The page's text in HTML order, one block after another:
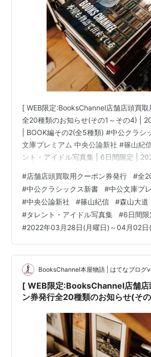
[ WEB限定:BooksChannel店舗店頭買
全20種類のお知らせ(その1～その4) |
| BOOK編その2(全5種類) #中公クラシ
文庫プレミアム 中央公論新社 #篠山紀
ント・アイドル写真集 | 6日間限定 |
Channel( ブックスチャンネル )〒581-
市山本町南１丁目７−7番20号 ミヤコ書
泉... 音楽は癒やしの泉…生活に読書・暮
さんBooks…
#店舗店頭買取用クーポン券発行 #全
#中公クラシックス新書 #中公文庫プ
#中央公論新社 #篠山紀信 #森山大道
#タレント・アイドル写真集 #6日間限
#2022年03月28日(月曜日)～04月02日
BooksChannel本屋物語 | はてなブログ
[ WEB限定:BooksChannel店舗店
ン券発行全20種類のお知らせ(そ
中公クラシックス新書 #中公文庫
公論新社 #篠山紀信 #森山大道 宝
出版時代 | 6日間限定 | 2022年03
～03月19日(土曜日) 他 |